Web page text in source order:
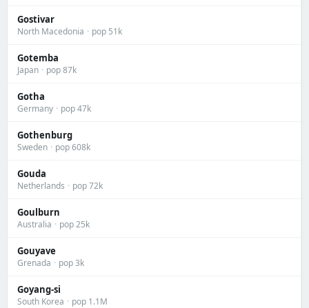
Gostivar
North Macedonia · pop 51k
Gotemba
Japan · pop 87k
Gotha
Germany · pop 47k
Gothenburg
Sweden · pop 608k
Gouda
Netherlands · pop 72k
Goulburn
Australia · pop 25k
Gouyave
Grenada · pop 3k
Goyang-si
South Korea · pop 1.1M